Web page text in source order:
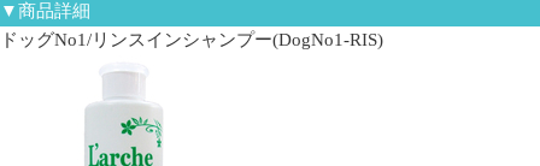
▼商品詳細
ドッグNo1/リンスインシャンプー(DogNo1-RIS)